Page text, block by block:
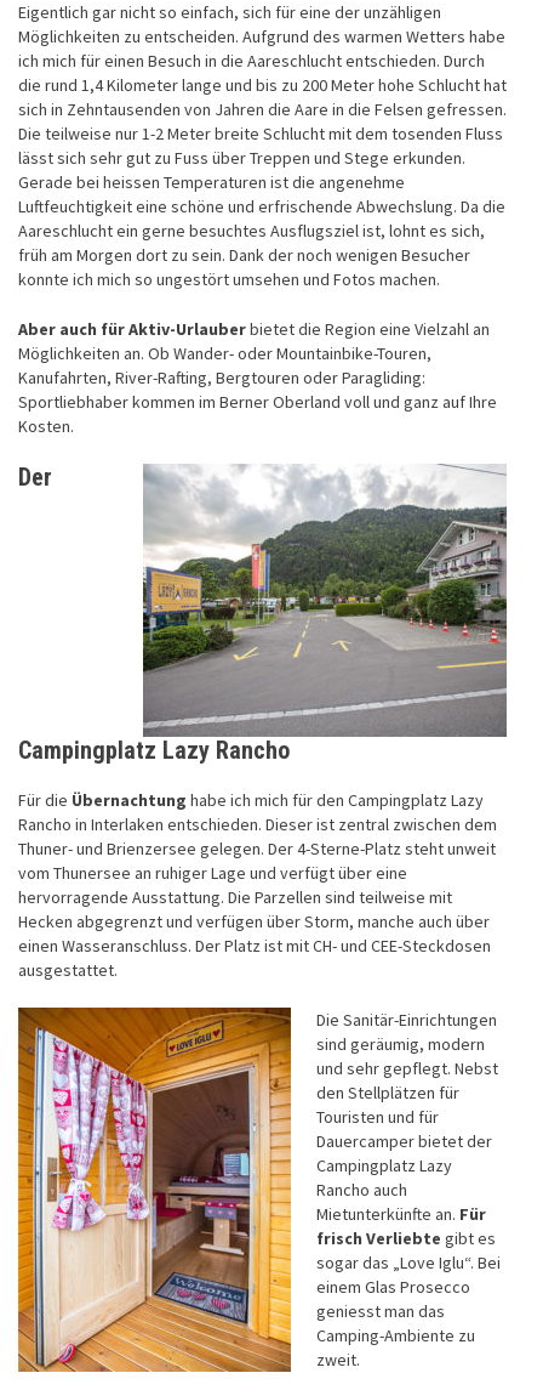
Eigentlich gar nicht so einfach, sich für eine der unzähligen
Möglichkeiten zu entscheiden. Aufgrund des warmen Wetters habe
ich mich für einen Besuch in die Aareschlucht entschieden. Durch
die rund 1,4 Kilometer lange und bis zu 200 Meter hohe Schlucht hat
sich in Zehntausenden von Jahren die Aare in die Felsen gefressen.
Die teilweise nur 1-2 Meter breite Schlucht mit dem tosenden Fluss
lässt sich sehr gut zu Fuss über Treppen und Stege erkunden.
Gerade bei heissen Temperaturen ist die angenehme
Luftfeuchtigkeit eine schöne und erfrischende Abwechslung. Da die
Aareschlucht ein gerne besuchtes Ausflugsziel ist, lohnt es sich,
früh am Morgen dort zu sein. Dank der noch wenigen Besucher
konnte ich mich so ungestört umsehen und Fotos machen.
Aber auch für Aktiv-Urlauberbietet die Region eine Vielzahl an
Möglichkeiten an. Ob Wander- oder Mountainbike-Touren,
Kanufahrten, River-Rafting, Bergtouren oder Paragliding:
Sportliebhaber kommen im Berner Oberland voll und ganz auf Ihre
Kosten.
Der
Campingplatz Lazy Rancho
Für die Übernachtung habe ich mich für den Campingplatz Lazy
Rancho in Interlaken entschieden. Dieser ist zentral zwischen dem
Thuner- und Brienzersee gelegen. Der 4-Sterne-Platz steht unweit
vom Thunersee an ruhiger Lage und verfügt über eine
hervorragende Ausstattung. Die Parzellen sind teilweise mit
Hecken abgegrenzt und verfügen über Storm, manche auch über
einen Wasseranschluss. Der Platz ist mit CH- und CEE-Steckdosen
ausgestattet.
Die Sanitär-Einrichtungen
sind geräumig, modern
und sehr gepflegt. Nebst
den Stellplätzen für
Touristen und für
Dauercamper bietet der
Campingplatz Lazy
Rancho auch
Mietunterkünfte an. Für
frisch Verliebte gibt es
sogar das „Love Iglu“. Bei
einem Glas Prosecco
geniesst man das
Camping-Ambiente zu
zweit.